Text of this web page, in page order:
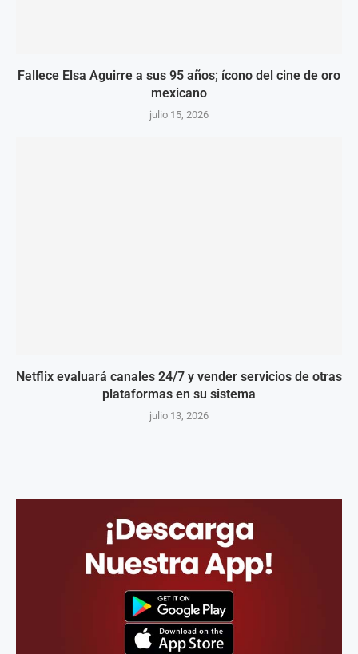
Fallece Elsa Aguirre a sus 95 años; ícono del cine de oro
mexicano
julio 15, 2026
Netflix evaluará canales 24/7 y vender servicios de otras
plataformas en su sistema
julio 13, 2026